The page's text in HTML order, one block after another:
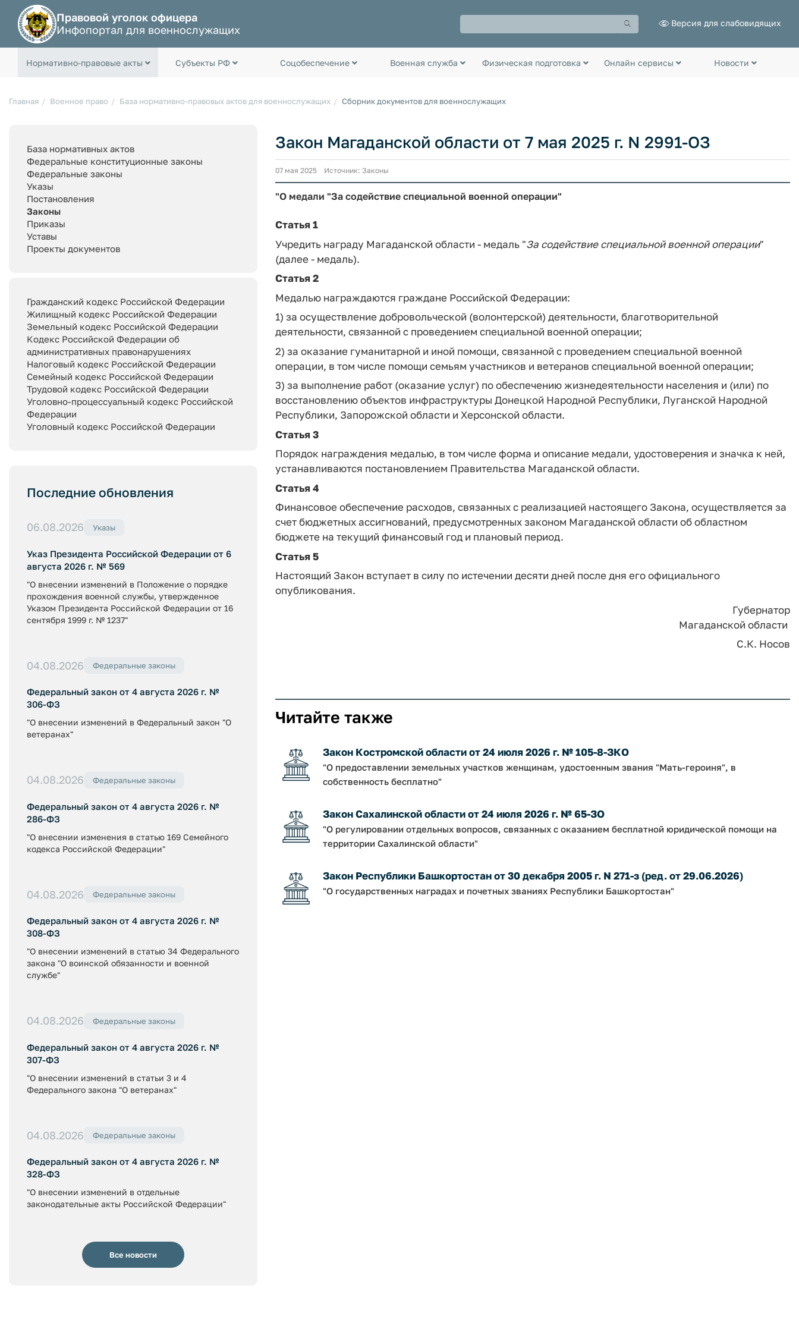
Правовой уголок офицера
Инфопортал для военнослужащих
Версия для слабовидящих
Нормативно-правовые акты Субъекты РФ Соцобеспечение Военная служба Физическая подготовка Онлайн сервисы Новости
Главная Военное право База нормативно-правовых актов для военнослужащих Сборник документов для военнослужащих
База нормативных актов
Федеральные конституционные законы
Федеральные законы
Указы
Постановления
Законы
Приказы
Уставы
Проекты документов
Гражданский кодекс Российской Федерации
Жилищный кодекс Российской Федерации
Земельный кодекс Российской Федерации
Кодекс Российской Федерации об
административных правонарушениях
Налоговый кодекс Российской Федерации
Семейный кодекс Российской Федерации
Трудовой кодекс Российской Федерации
Уголовно-процессуальный кодекс Российской
Федерации
Уголовный кодекс Российской Федерации
Последние обновления
06.08.2026 Указы
Указ Президента Российской Федерации от 6
августа 2026 г. № 569
"О внесении изменений в Положение о порядке
прохождения военной службы, утвержденное
Указом Президента Российской Федерации от 16
сентября 1999 г. № 1237"
04.08.2026 Федеральные законы
Федеральный закон от 4 августа 2026 г. №
306-ФЗ
"О внесении изменений в Федеральный закон "О
ветеранах"
04.08.2026 Федеральные законы
Федеральный закон от 4 августа 2026 г. №
286-ФЗ
"О внесении изменения в статью 169 Семейного
кодекса Российской Федерации"
04.08.2026 Федеральные законы
Федеральный закон от 4 августа 2026 г. №
308-ФЗ
"О внесении изменений в статью 34 Федерального
закона "О воинской обязанности и военной
службе"
04.08.2026 Федеральные законы
Федеральный закон от 4 августа 2026 г. №
307-ФЗ
"О внесении изменений в статьи 3 и 4
Федерального закона "О ветеранах"
04.08.2026 Федеральные законы
Федеральный закон от 4 августа 2026 г. №
328-ФЗ
"О внесении изменений в отдельные
законодательные акты Российской Федерации"
Все новости
Закон Магаданской области от 7 мая 2025 г. N 2991-ОЗ
07 мая 2025 Источник: Законы
"О медали "За содействие специальной военной операции"
Статья 1
Учредить награду Магаданской области - медаль "За содействие специальной военной операции"
(далее - медаль).
Статья 2
Медалью награждаются граждане Российской Федерации:
1) за осуществление добровольческой (волонтерской) деятельности, благотворительной
деятельности, связанной с проведением специальной военной операции;
2) за оказание гуманитарной и иной помощи, связанной с проведением специальной военной
операции, в том числе помощи семьям участников и ветеранов специальной военной операции;
3) за выполнение работ (оказание услуг) по обеспечению жизнедеятельности населения и (или) по
восстановлению объектов инфраструктуры Донецкой Народной Республики, Луганской Народной
Республики, Запорожской области и Херсонской области.
Статья 3
Порядок награждения медалью, в том числе форма и описание медали, удостоверения и значка к ней,
устанавливаются постановлением Правительства Магаданской области.
Статья 4
Финансовое обеспечение расходов, связанных с реализацией настоящего Закона, осуществляется за
счет бюджетных ассигнований, предусмотренных законом Магаданской области об областном
бюджете на текущий финансовый год и плановый период.
Статья 5
Настоящий Закон вступает в силу по истечении десяти дней после дня его официального
опубликования.
Губернатор
Магаданской области
С.К. Носов
Читайте также
Закон Костромской области от 24 июля 2026 г. № 105-8-ЗКО
"О предоставлении земельных участков женщинам, удостоенным звания "Мать-героиня", в
собственность бесплатно"
Закон Сахалинской области от 24 июля 2026 г. № 65-ЗО
"О регулировании отдельных вопросов, связанных с оказанием бесплатной юридической помощи на
территории Сахалинской области"
Закон Республики Башкортостан от 30 декабря 2005 г. N 271-з (ред. от 29.06.2026)
"О государственных наградах и почетных званиях Республики Башкортостан"